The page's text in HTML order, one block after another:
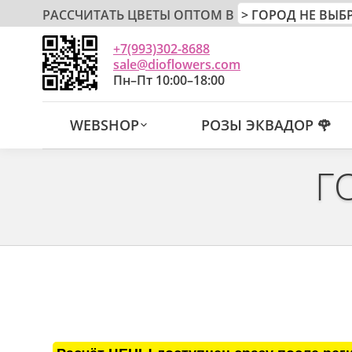
РАССЧИТАТЬ ЦВЕТЫ ОПТОМ В
+7(993)302-8688
sale@dioflowers.com
Пн–Пт 10:00–18:00
WEBSHOP РОЗЫ ЭКВАДОР 🌹